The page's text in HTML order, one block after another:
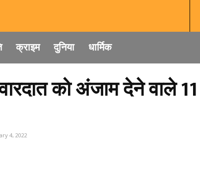
क्राइम दुनिया धार्मिक
को अंजाम देने वाले 11
4, 2022